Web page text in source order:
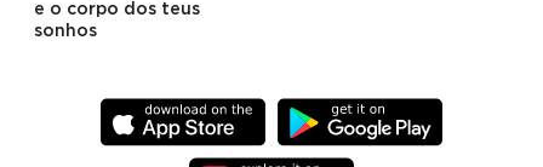
e o corpo dos teus
sonhos